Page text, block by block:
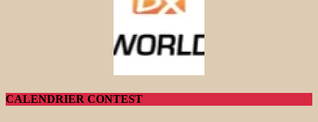
CALENDRIER CONTEST